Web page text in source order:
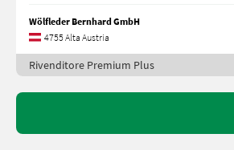
Wölfleder Bernhard GmbH
4755 Alta Austria
Rivenditore Premium Plus